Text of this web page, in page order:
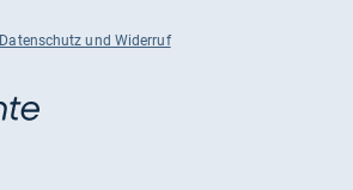
Datenschutz und Widerruf